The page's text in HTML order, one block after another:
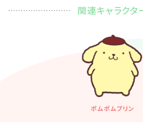
関連キャラクタ
ポムポムプリン